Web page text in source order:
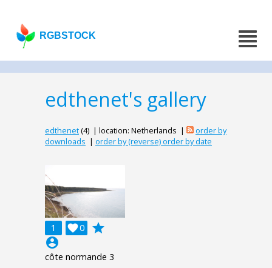
RGBSTOCK
edthenet's gallery
edthenet(4) | location: Netherlands |
order by
downloads | order by (reverse) order by date
1 0

grade
account_circle
côte normande 3